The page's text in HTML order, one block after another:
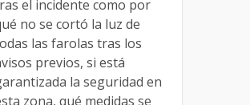
el incidente como por
no se cortó la luz de
las farolas tras los
previos, si está
la seguridad en
zona, qué medidas se